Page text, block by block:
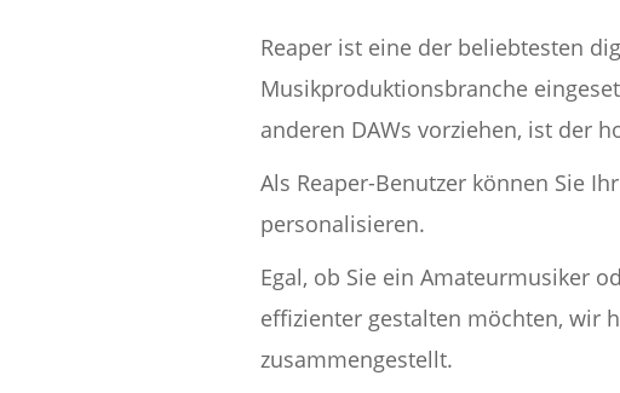
Reaper ist eine der beliebtesten
Musikproduktionsbranche
anderen DAWs vorziehen, ist der
Als Reaper-Benutzer können Sie
personalisieren.
Egal, ob Sie ein Amateurmusiker
effizienter gestalten möchten, wir
zusammengestellt.